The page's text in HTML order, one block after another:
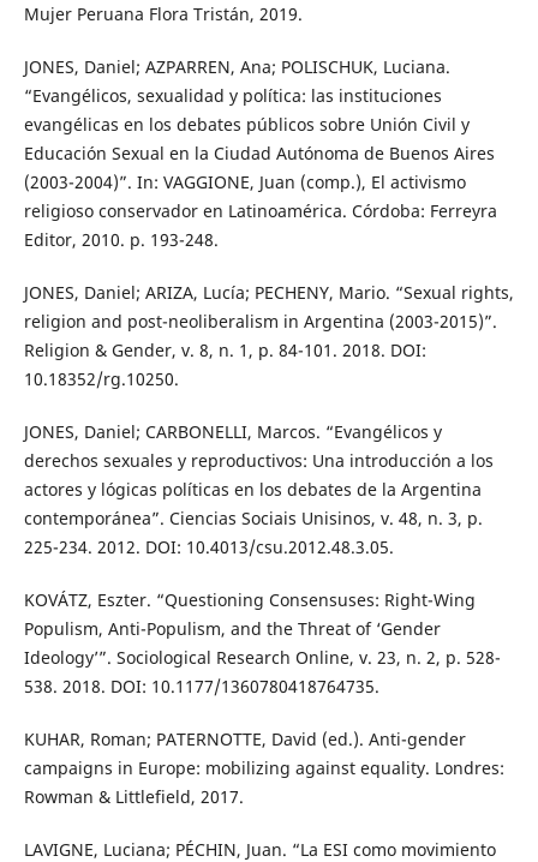
Mujer Peruana Flora Tristán, 2019.
JONES, Daniel; AZPARREN, Ana; POLISCHUK, Luciana.
“Evangélicos, sexualidad y política: las instituciones
evangélicas en los debates públicos sobre Unión Civil y
Educación Sexual en la Ciudad Autónoma de Buenos Aires
(2003-2004)”. In: VAGGIONE, Juan (comp.), El activismo
religioso conservador en Latinoamérica. Córdoba: Ferreyra
Editor, 2010. p. 193-248.
JONES, Daniel; ARIZA, Lucía; PECHENY, Mario. “Sexual rights,
religion and post-neoliberalism in Argentina (2003-2015)”.
Religion & Gender, v. 8, n. 1, p. 84-101. 2018. DOI:
10.18352/rg.10250.
JONES, Daniel; CARBONELLI, Marcos. “Evangélicos y
derechos sexuales y reproductivos: Una introducción a los
actores y lógicas políticas en los debates de la Argentina
contemporánea”. Ciencias Sociais Unisinos, v. 48, n. 3, p.
225-234. 2012. DOI: 10.4013/csu.2012.48.3.05.
KOVÁTZ, Eszter. “Questioning Consensuses: Right-Wing
Populism, Anti-Populism, and the Threat of ‘Gender
Ideology’”. Sociological Research Online, v. 23, n. 2, p. 528-
538. 2018. DOI: 10.1177/1360780418764735.
KUHAR, Roman; PATERNOTTE, David (ed.). Anti-gender
campaigns in Europe: mobilizing against equality. Londres:
Rowman & Littlefield, 2017.
LAVIGNE, Luciana; PÉCHIN, Juan. “La ESI como movimiento